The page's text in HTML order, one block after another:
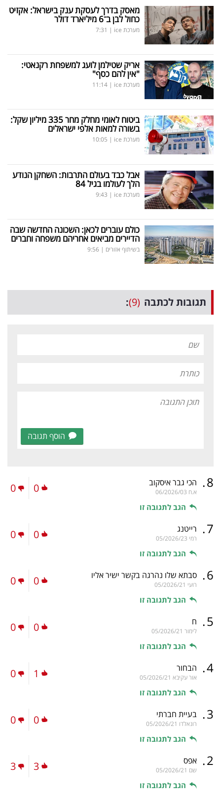
מאסק בדרך לעסקת ענק בישראל: אקזיט
כחול לבן ב־6 מיליארד דולר
מערכת ice |
7:31
אריק שטילמן לועג למשפחת רקנאטי:
"אין להם כסף"
מערכת ice |
11:14
ביטוח לאומי מחלק מחר 335 מיליון שקל:
בשורה למאות אלפי ישראלים
מערכת ice |
10:05
אבל כבד בעולם התרבות: השחקן הנודע
הלך לעולמו בגיל 84
מערכת ice |
9:43
כולם עוברים לכאן: השכונה החדשה שבה
הדיירים מביאים אחריהם משפחה וחברים
בשיתוף אזורים |
9:56
תגובות לכתבה (9)
:
הוסף תגובה
8
. הכי גבר איסקוב
א.ח 06/2026/03
הגב לתגובה זו
0
0
7
. רייטנג
רמי 05/2026/23
הגב לתגובה זו
0
0
6
. סבתא שלו נהרגה בקשר ישיר אליו
רועי 05/2026/21
הגב לתגובה זו
0
0
5
. ח
לימור 05/2026/21
הגב לתגובה זו
0
0
4
. הבחור
אור עקיבא 05/2026/21
הגב לתגובה זו
1
0
3
. בעיית חברתי
רונאלדו 05/2026/21
הגב לתגובה זו
0
0
2
. אפס
שם 05/2026/21
הגב לתגובה זו
3
3